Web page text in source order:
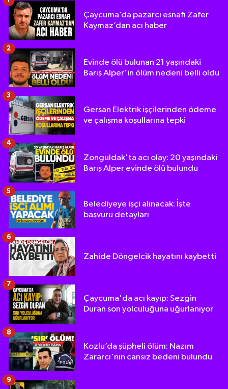
Çaycuma’da pazarcı esnafı Zafer
Kaymaz’dan acı haber
Evinde ölü bulunan 21 yaşındaki
Barış Alper'in ölüm nedeni belli oldu
2
Gersan Elektrik işçilerinden ödeme
ve çalışma koşullarına tepki
3
Zonguldak'ta acı olay: 20 yaşındaki
Barış Alper evinde ölü bulundu
4
Belediyeye işçi alınacak: İşte
başvuru detayları
5
Zahide Döngelcik hayatını kaybetti
6
Çaycuma'da acı kayıp: Sezgin
Duran son yolculuğuna uğurlanıyor
7
Kozlu’da şüpheli ölüm: Nazım
Zararcı'nın cansız bedeni bulundu
8
9